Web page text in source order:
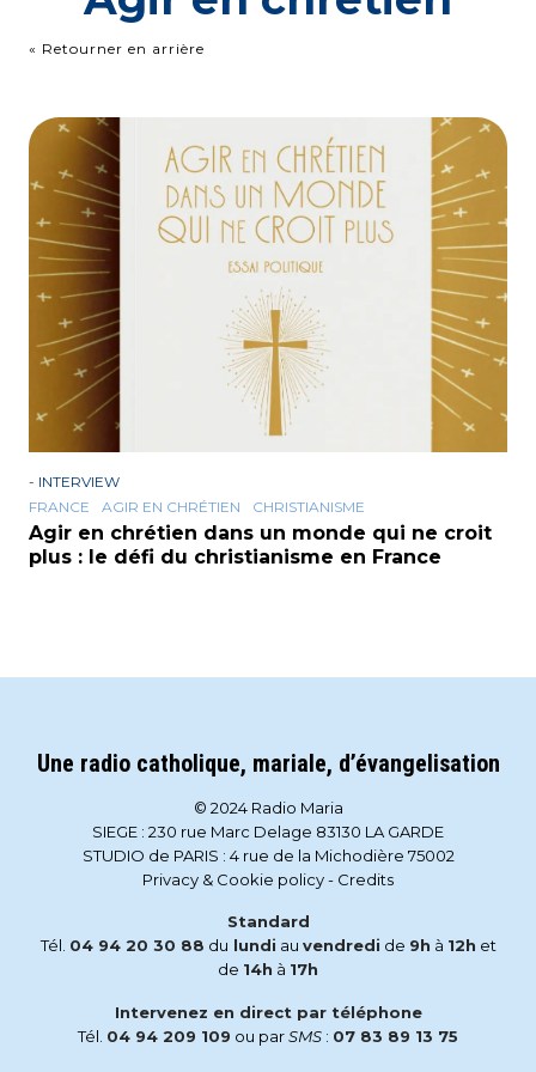
« Retourner en arrière
- INTERVIEW
FRANCE
AGIR EN CHRÉTIEN CHRISTIANISME
Agir en chrétien dans un monde qui ne croit
plus : le défi du christianisme en France
Une radio catholique, mariale, d’évangelisation
© 2024 Radio Maria
SIEGE : 230 rue Marc Delage 83130 LA GARDE
STUDIO de PARIS : 4 rue de la Michodière 75002
Privacy & Cookie policy- Credits
Standard
Tél. 04 94 20 30 88 du lundi au vendredi de 9h à 12h et
de 14h à 17h
Intervenez en direct par téléphone
Tél. 04 94 209 109 ou parSMS : 07 83 89 13 75